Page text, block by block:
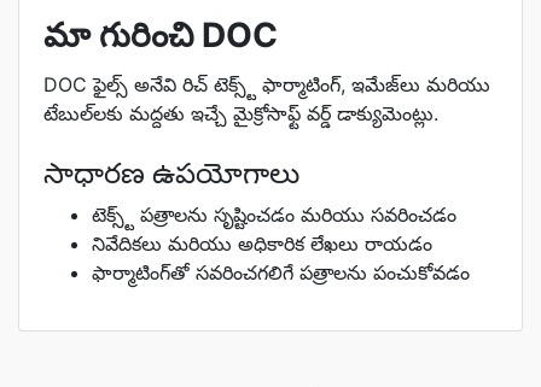
మా గురించి DOC
DOC ఫైల్స్ అనేవి రిచ్ టెక్స్ట్ ఫార్మాటింగ్, ఇమేజ్‌లు మరియు
టేబుల్‌లకు మద్దతు ఇచ్చే మైక్రోసాఫ్ట్ వర్డ్ డాక్యుమెంట్లు.
సాధారణ ఉపయోగాలు
టెక్స్ట్ పత్రాలను సృష్టించడం మరియు సవరించడం
నివేదికలు మరియు అధికారిక లేఖలు రాయడం
ఫార్మాటింగ్‌తో సవరించగలిగే పత్రాలను పంచుకోవడం